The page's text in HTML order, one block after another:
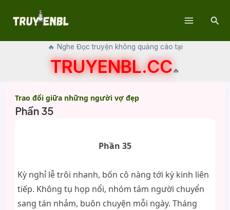
🔥 Nghe Đọc truyện không quảng cáo tại
TRUYENBL.CC🔥
Trao đổi giữa những người vợ đẹp
Phần 35
Phần 35
Kỳ nghỉ lễ trôi nhanh, bốn cô nàng tới kỳ kinh liên
tiếp. Không tụ họp nổi, nhóm tám người chuyển
sang tán nhảm, buôn chuyện mỗi ngày. Tháng